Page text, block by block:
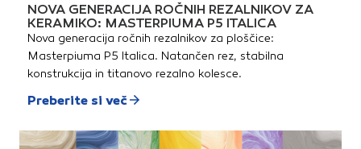
NOVA GENERACIJA ROČNIH REZALNIKOV ZA
KERAMIKO: MASTERPIUMA P5 ITALICA
Nova generacija ročnih rezalnikov za ploščice:
Masterpiuma P5 Italica. Natančen rez, stabilna
konstrukcija in titanovo rezalno kolesce.
Preberite si več